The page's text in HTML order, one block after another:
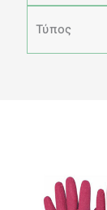
Τύπος